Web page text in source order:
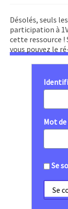
Désolés, seuls
participation à
cette ressource !
vous pouvez le
Mot de
Se